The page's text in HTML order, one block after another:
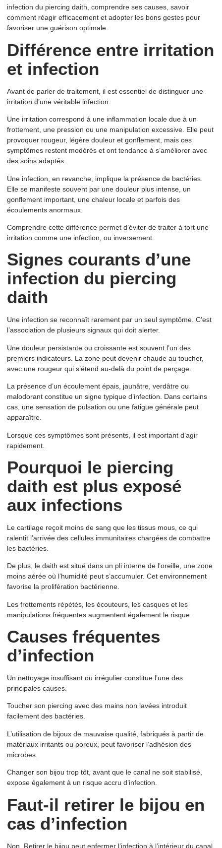
infection du piercing daith, comprendre ses causes, savoir
comment réagir efficacement et adopter les bons gestes pour
favoriser une guérison optimale.
Différence entre irritation
et infection
Avant de parler de traitement, il est essentiel de distinguer une
irritation d’une véritable infection.
Une irritation correspond à une inflammation locale due à un
frottement, une pression ou une manipulation excessive. Elle peut
provoquer rougeur, légère douleur et gonflement, mais ces
symptômes restent modérés et ont tendance à s’améliorer avec
des soins adaptés.
Une infection, en revanche, implique la présence de bactéries.
Elle se manifeste souvent par une douleur plus intense, un
gonflement important, une chaleur locale et parfois des
écoulements anormaux.
Comprendre cette différence permet d’éviter de traiter à tort une
irritation comme une infection, ou inversement.
Signes courants d’une
infection du piercing
daith
Une infection se reconnaît rarement par un seul symptôme. C’est
l’association de plusieurs signaux qui doit alerter.
Une douleur persistante ou croissante est souvent l’un des
premiers indicateurs. La zone peut devenir chaude au toucher,
avec une rougeur qui s’étend au-delà du point de perçage.
La présence d’un écoulement épais, jaunâtre, verdâtre ou
malodorant constitue un signe typique d’infection. Dans certains
cas, une sensation de pulsation ou une fatigue générale peut
apparaître.
Lorsque ces symptômes sont présents, il est important d’agir
rapidement.
Pourquoi le piercing
daith est plus exposé
aux infections
Le cartilage reçoit moins de sang que les tissus mous, ce qui
ralentit l’arrivée des cellules immunitaires chargées de combattre
les bactéries.
De plus, le daith est situé dans un pli interne de l’oreille, une zone
moins aérée où l’humidité peut s’accumuler. Cet environnement
favorise la prolifération bactérienne.
Les frottements répétés, les écouteurs, les casques et les
manipulations fréquentes augmentent également le risque.
Causes fréquentes
d’infection
Un nettoyage insuffisant ou irrégulier constitue l’une des
principales causes.
Toucher son piercing avec des mains non lavées introduit
facilement des bactéries.
L’utilisation de bijoux de mauvaise qualité, fabriqués à partir de
matériaux irritants ou poreux, peut favoriser l’adhésion des
microbes.
Changer son bijou trop tôt, avant que le canal ne soit stabilisé,
expose également à un risque accru d’infection.
Faut-il retirer le bijou en
cas d’infection
Non. Retirer le bijou peut enfermer l’infection à l’intérieur du canal